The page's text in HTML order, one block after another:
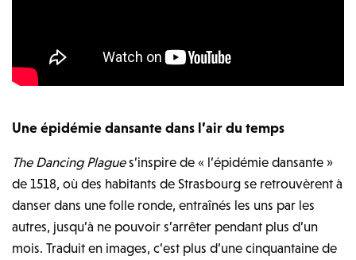
Une épidémie dansante dans l’air du temps
The Dancing Plagues’inspire de « l’épidémie dansante »
de 1518, où des habitants de Strasbourg se retrouvèrent à
danser dans une folle ronde, entraînés les uns par les
autres, jusqu’à ne pouvoir s’arrêter pendant plus d’un
mois. Traduit en images, c’est plus d’une cinquantaine de